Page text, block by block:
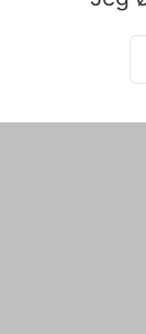
i Lyon, hvor de
på den globale